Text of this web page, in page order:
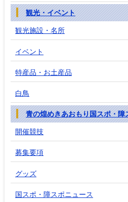
観光・イベント
観光施設・名所
イベント
特産品・お土産品
白鳥
青の煌めきあおもり国スポ・障
開催競技
募集要項
グッズ
国スポ・障スポニュース